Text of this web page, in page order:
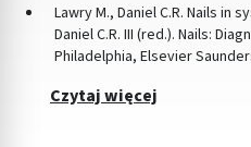
Lawry M., Daniel C.R. Nails in
Daniel C.R. III (red.). Nails:
Philadelphia, Elsevier
Czytaj więcej